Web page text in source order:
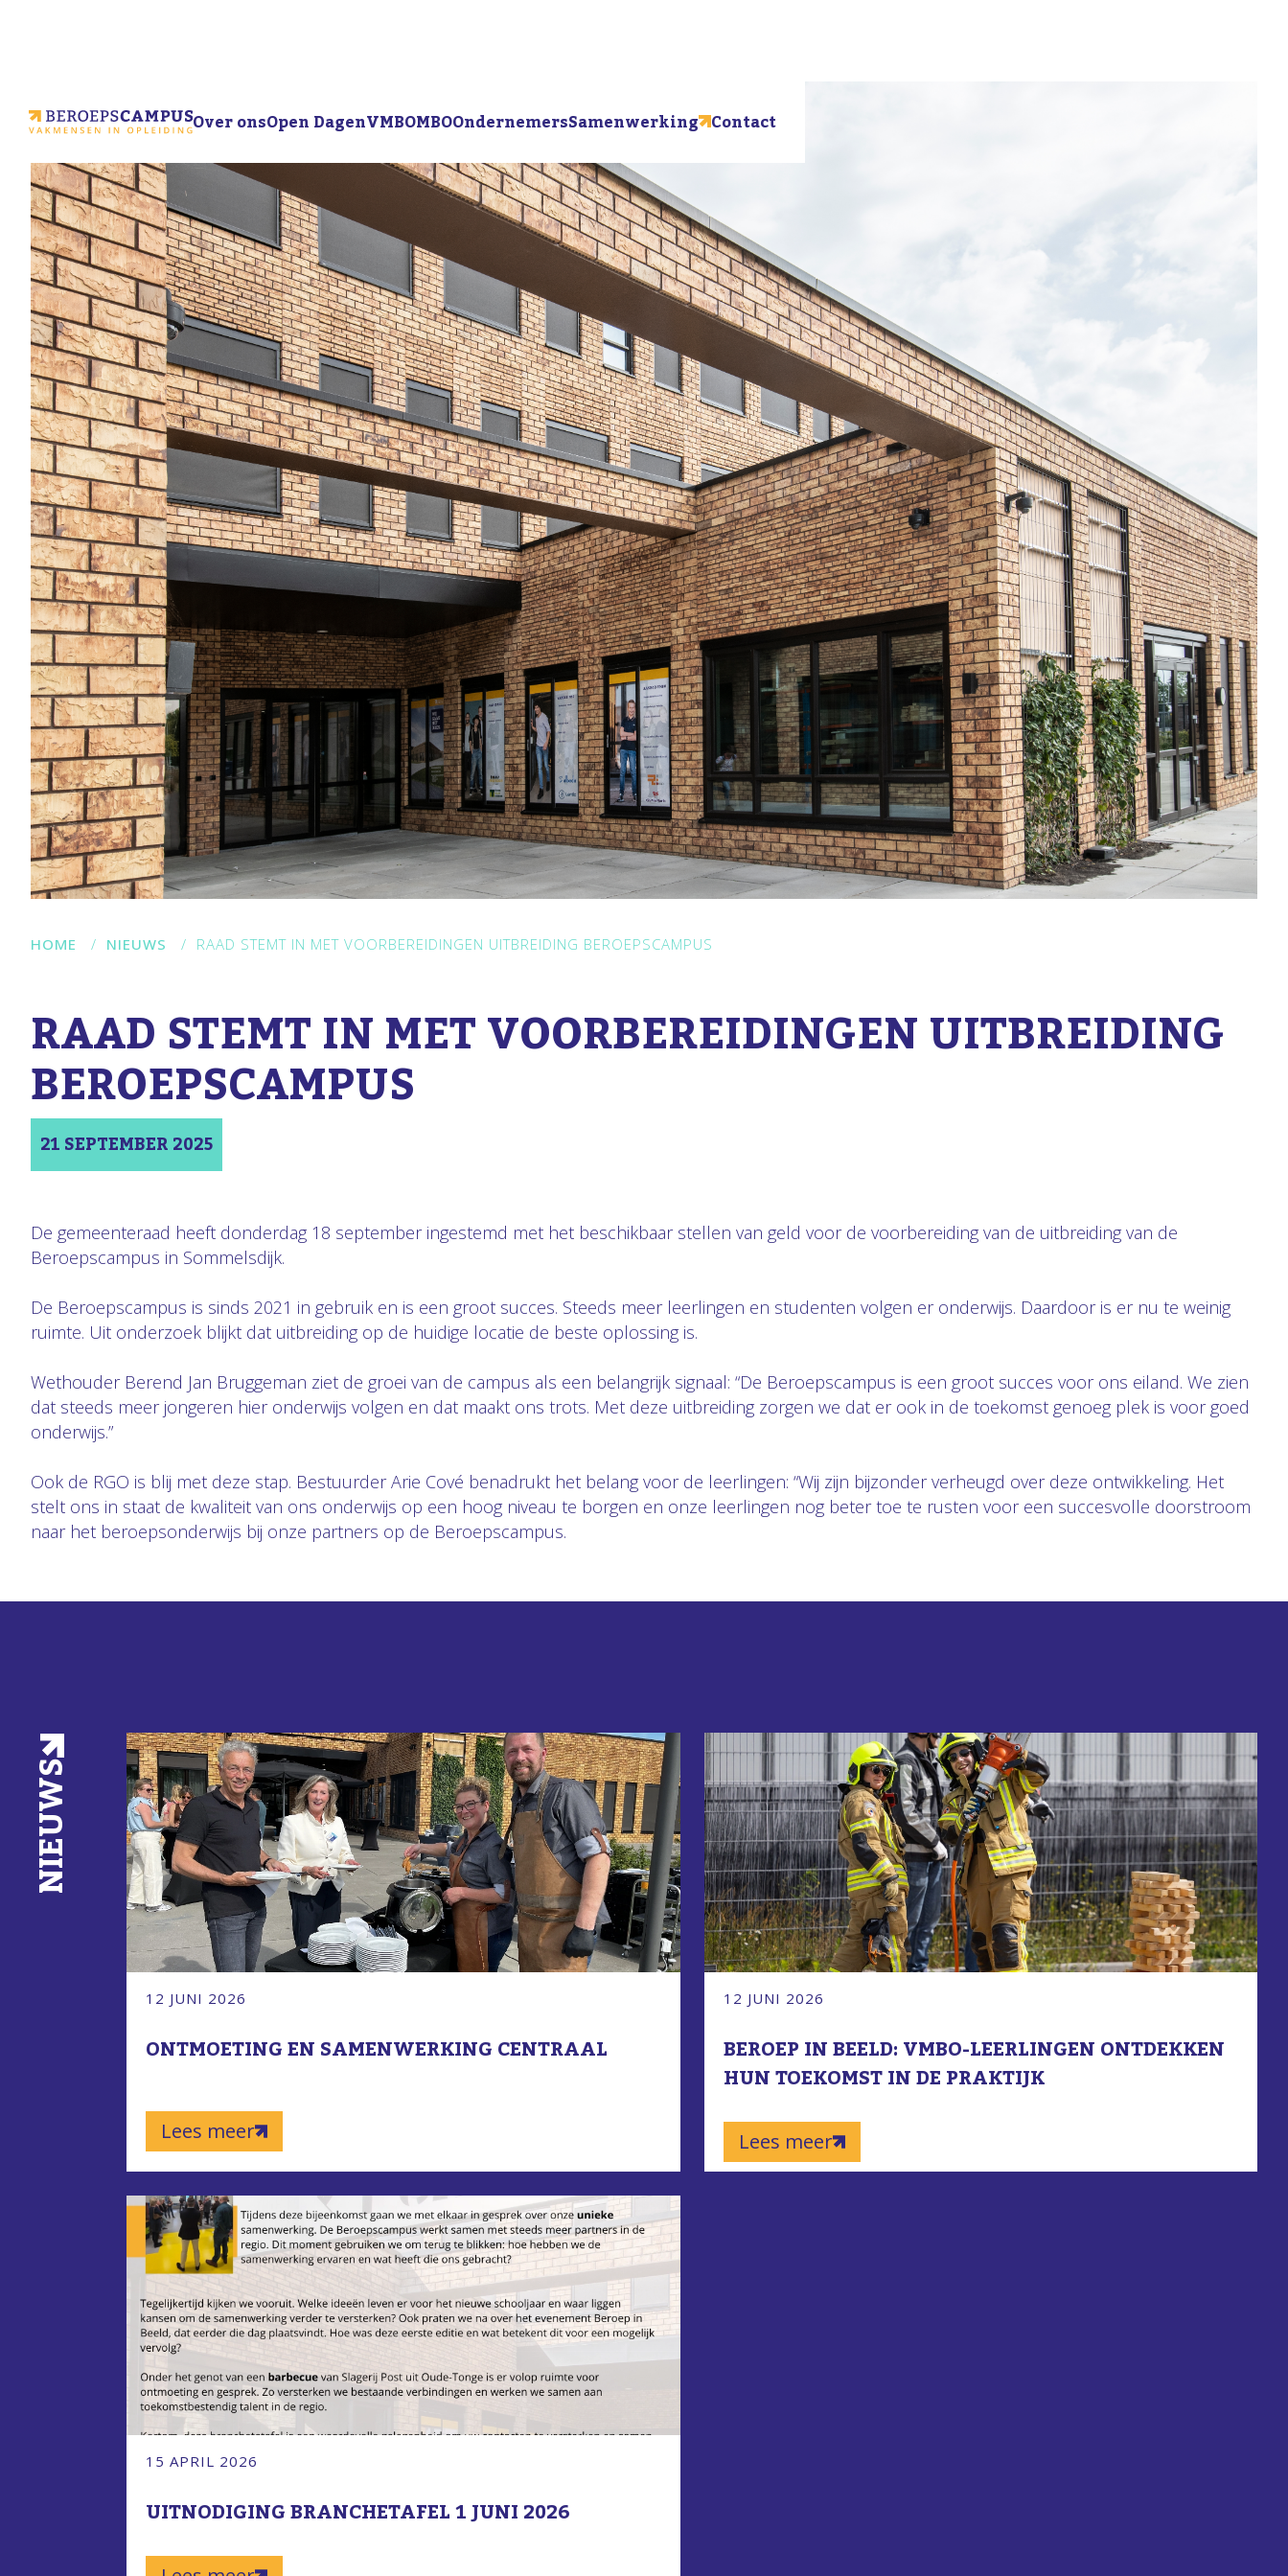
Over onsOpen DagenVMBOMBOOndernemersSamenwerking Contact
HOME / NIEUWS / RAAD STEMT IN MET VOORBEREIDINGEN UITBREIDING BEROEPSCAMPUS
RAAD STEMT IN MET VOORBEREIDINGEN UITBREIDING
BEROEPSCAMPUS
21 SEPTEMBER 2025
De gemeenteraad heeft donderdag 18 september ingestemd met het beschikbaar stellen van geld voor de voorbereiding van de uitbreiding van de
Beroepscampus in Sommelsdijk.
De Beroepscampus is sinds 2021 in gebruik en is een groot succes. Steeds meer leerlingen en studenten volgen er onderwijs. Daardoor is er nu te weinig
ruimte. Uit onderzoek blijkt dat uitbreiding op de huidige locatie de beste oplossing is.
Wethouder Berend Jan Bruggeman ziet de groei van de campus als een belangrijk signaal: “De Beroepscampus is een groot succes voor ons eiland. We zien
dat steeds meer jongeren hier onderwijs volgen en dat maakt ons trots. Met deze uitbreiding zorgen we dat er ook in de toekomst genoeg plek is voor goed
onderwijs.”
Ook de RGO is blij met deze stap. Bestuurder Arie Cové benadrukt het belang voor de leerlingen: “Wij zijn bijzonder verheugd over deze ontwikkeling. Het
stelt ons in staat de kwaliteit van ons onderwijs op een hoog niveau te borgen en onze leerlingen nog beter toe te rusten voor een succesvolle doorstroom
naar het beroepsonderwijs bij onze partners op de Beroepscampus.
NIEUWS
12 JUNI 2026
ONTMOETING EN SAMENWERKING CENTRAAL
Lees meer
12 JUNI 2026
BEROEP IN BEELD: VMBO-LEERLINGEN ONTDEKKEN
HUN TOEKOMST IN DE PRAKTIJK
Lees meer
15 APRIL 2026
UITNODIGING BRANCHETAFEL 1 JUNI 2026